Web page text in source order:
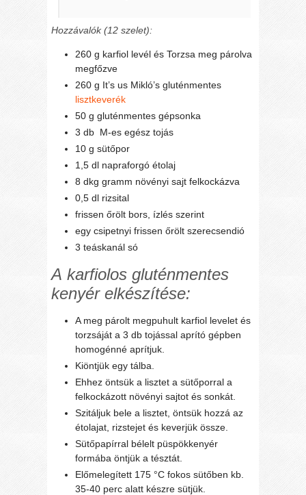
Hozzávalók (12 szelet):
260 g karfiol levél és Torzsa meg párolva
megfőzve
260 g It’s us Mikló’s gluténmentes
lisztkeverék
50 g gluténmentes gépsonka
3 db M-es egész tojás
10 g sütőpor
1,5 dl napraforgó étolaj
8 dkg gramm növényi sajt felkockázva
0,5 dl rizsital
frissen őrölt bors, ízlés szerint
egy csipetnyi frissen őrölt szerecsendió
3 teáskanál só
A karfiolosgluténmentes
kenyér elkészítése:
A meg párolt megpuhult karfiol levelet és
torzsáját a 3 db tojással aprító gépben
homogénné aprítjuk.
Kiöntjük egy tálba.
Ehhez öntsük a lisztet a sütőporral a
felkockázott növényi sajtot és sonkát.
Szitáljuk bele a lisztet, öntsük hozzá az
étolajat, rizstejet és keverjük össze.
Sütőpapírral bélelt püspökkenyér
formába öntjük a tésztát.
Előmelegített 175 °C fokos sütőben kb.
35-40 perc alatt készre sütjük.